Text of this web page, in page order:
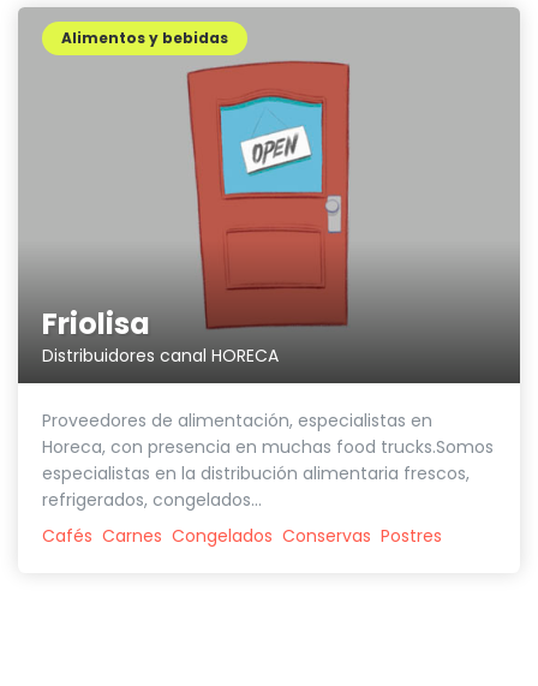
Friolisa
Distribuidores canal HORECA
Alimentos y bebidas
Proveedores de alimentación, especialistas en
Horeca, con presencia en muchas food trucks.Somos
especialistas en la distribución alimentaria frescos,
refrigerados, congelados...
Cafés Carnes Congelados Conservas Postres